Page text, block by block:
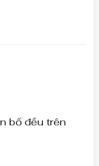
bố đều trên